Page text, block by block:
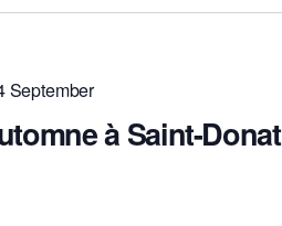
à Saint-Donat
September